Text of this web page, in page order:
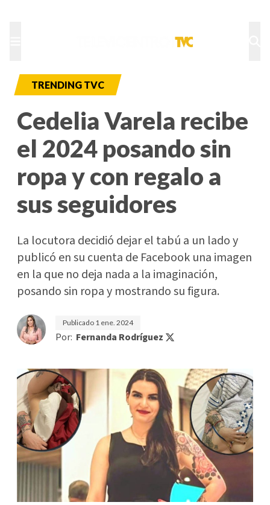
TRENDING TVC
Cedelia Varela recibe
el 2024 posando sin
ropa y con regalo a
sus seguidores
La locutora decidió dejar el tabú a un lado y
publicó en su cuenta de Facebook una imagen
en la que no deja nada a la imaginación,
posando sin ropa y mostrando su figura.
Publicado 1 ene. 2024
Por: Fernanda Rodríguez